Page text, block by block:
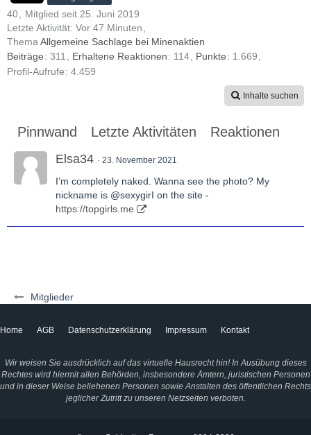
Mitglieder
40
Mitglied seit 25. Juni 2019
Letzte Aktivität: Vor 47 Minuten
Thema Allgemeine Sachlage bei Minenaktien
Beiträge
311 Erhaltene Reaktionen 114 Punkte
1.669
Profil-Aufrufe
4.459
Inhalte suchen
Pinnwand Letzte Aktivitäten Reaktionen
Elsa34 23. November 2021
I’m completely naked. Wanna see the photo? My
nickname is @sexygirI on the site -
https://topgirls.me
Home AGB Datenschutzerklärung Impressum Kontakt
Wir weisen Sie ausdrücklich auf das virtuelle Hausrecht hin! In Ausübung dieses
Rechtes wird hiermit allen Behörden, insbesondere Ämtern, juristischen Personen
und in dieser Weise beliehenen Personen sowie Anstalten des öffentlichen Rechts
jeglicher Zutritt zu unseren Netzseiten verboten.